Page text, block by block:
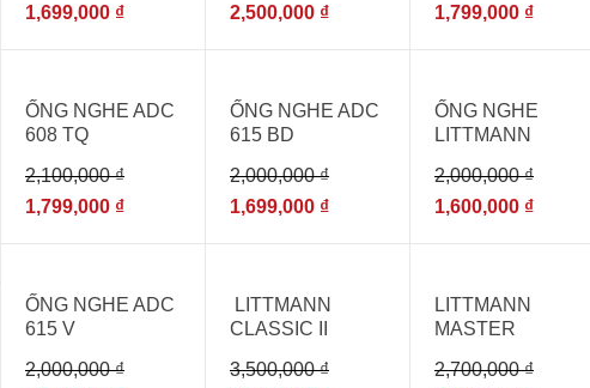
1,699,000 ₫
BURGUNDY –
2,500,000 ₫
1,799,000 ₫
ỐNG NGHE ADC
608 TQ
2,100,000₫
1,799,000 ₫
ỐNG NGHE ADC
615 BD
2,000,000₫
1,699,000 ₫
HẾT HÀNG
ỐNG NGHE
LITTMANN
2,000,000₫
1,600,000 ₫
ỐNG NGHE ADC
615 V
2,000,000₫
LITTMANN
CLASSIC II
RASPBERRY
3,500,000₫
LITTMANN
MASTER
CARIBBEAN
2,700,000₫